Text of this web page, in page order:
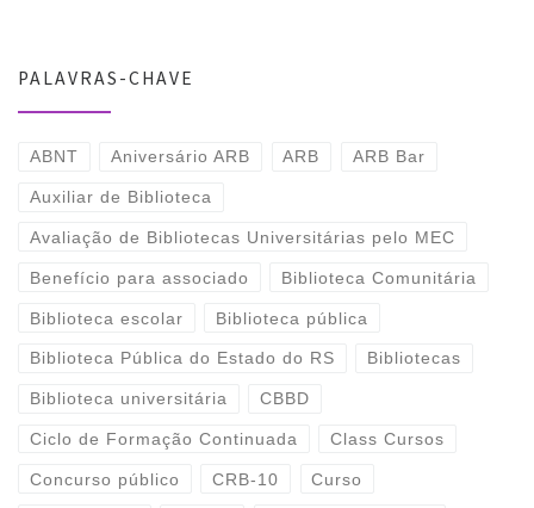
PALAVRAS-CHAVE
ABNT Aniversário ARB ARB ARB Bar
Auxiliar de Biblioteca
Avaliação de Bibliotecas Universitárias pelo MEC
Benefício para associado Biblioteca Comunitária
Biblioteca escolar Biblioteca pública
Biblioteca Pública do Estado do RS Bibliotecas
Biblioteca universitária CBBD
Ciclo de Formação Continuada Class Cursos
Concurso público CRB-10 Curso